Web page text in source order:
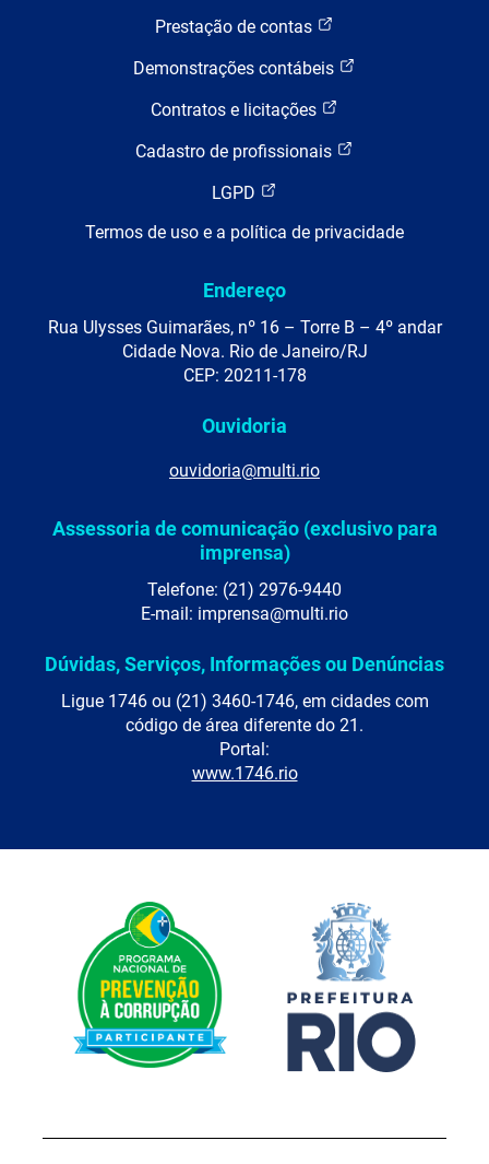
Prestação de contas
Demonstrações contábeis
Contratos e licitações
Cadastro de profissionais
LGPD
Termos de uso e a política de privacidade
Endereço
Rua Ulysses Guimarães, nº 16 – Torre B – 4º andar
Cidade Nova. Rio de Janeiro/RJ
CEP: 20211-178
Ouvidoria
ouvidoria@multi.rio
Assessoria de comunicação (exclusivo para
imprensa)
Telefone: (21) 2976-9440
E-mail: imprensa@multi.rio
Dúvidas, Serviços, Informações ou Denúncias
Ligue 1746 ou (21) 3460-1746, em cidades com
código de área diferente do 21.
Portal:
www.1746.rio